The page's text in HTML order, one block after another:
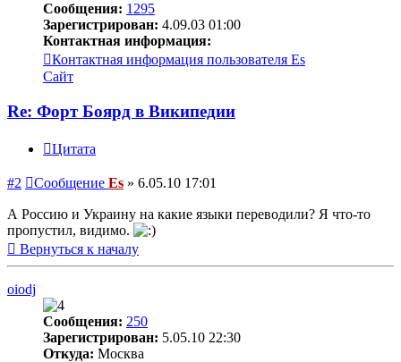
Сообщения: 1295
Зарегистрирован: 4.09.03 01:00
Контактная информация:
Контактная информация пользователя Es
Сайт
Re: Форт Боярд в Википедии
Цитата
#2 Сообщение Es » 6.05.10 17:01
А Россию и Украину на какие языки переводили? Я что-то
пропустил, видимо.
Вернуться к началу
oiodj
Сообщения: 250
Зарегистрирован: 5.05.10 22:30
Откуда: Москва